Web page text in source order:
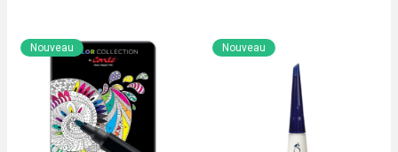
ROCHER
Lait
Corps
Bon
Baume
Nouveau Nouveau